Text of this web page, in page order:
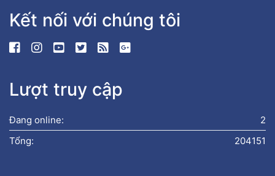
Kết nối với chúng tôi
Lượt truy cập
2
Đang online:
204151
Tổng: